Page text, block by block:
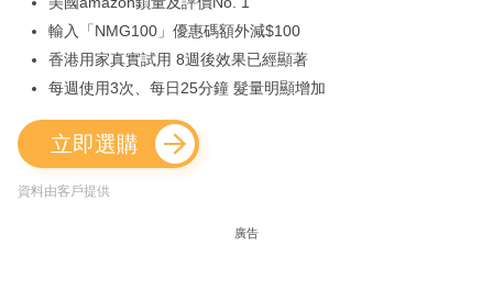
輸入「NMG100」優惠碼額外減$100
香港用家真實試用 8週後效果已經顯著
每週使用3次、每日25分鐘 髮量明顯增加
立即選購
資料由客戶提供
廣告